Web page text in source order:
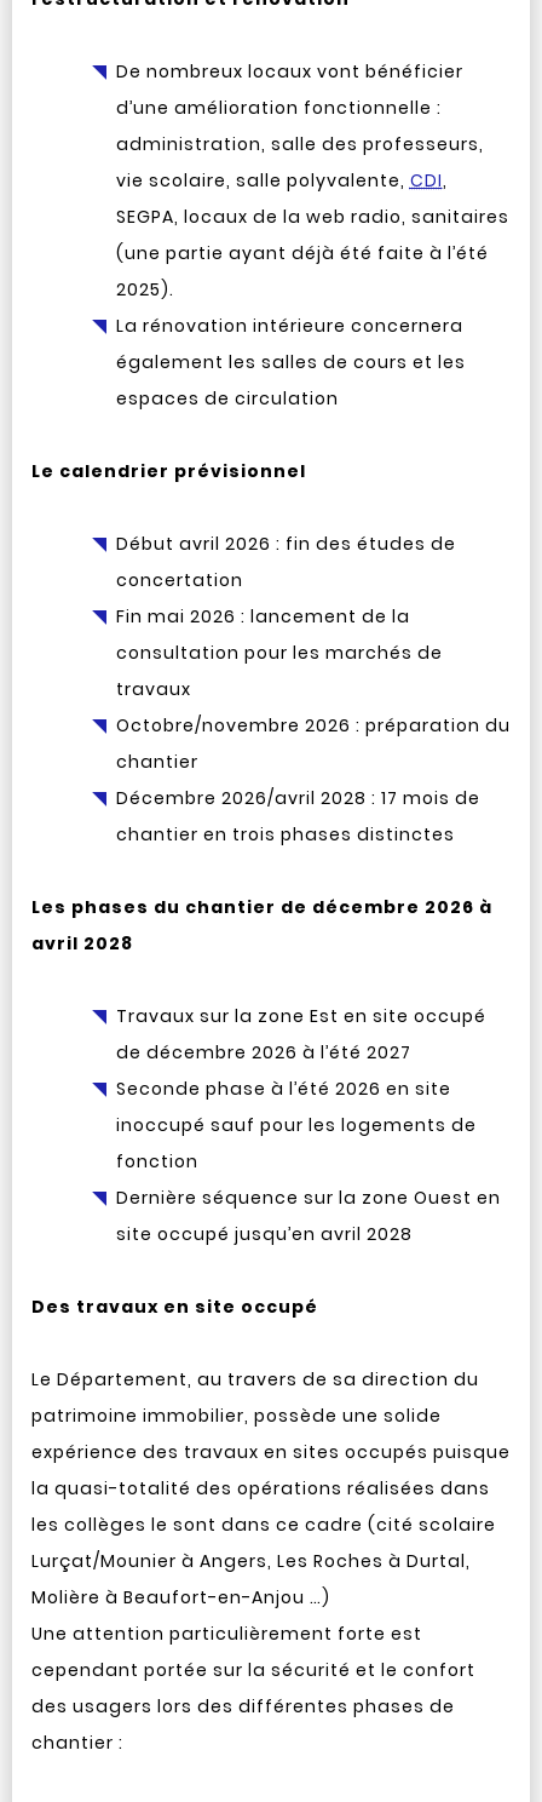
De nombreux locaux vont bénéficier
d’une amélioration fonctionnelle :
administration, salle des professeurs,
vie scolaire, salle polyvalente,CDI,
SEGPA, locaux de la web radio, sanitaires
(une partie ayant déjà été faite à l’été
2025).
La rénovation intérieure concernera
également les salles de cours et les
espaces de circulation
Le calendrier prévisionnel
Début avril 2026 : fin des études de
concertation
Fin mai 2026 : lancement de la
consultation pour les marchés de
travaux
Octobre/novembre 2026 : préparation du
chantier
Décembre 2026/avril 2028 : 17 mois de
chantier en trois phases distinctes
Les phases du chantier de décembre 2026 à
avril 2028
Travaux sur la zone Est en site occupé
de décembre 2026 à l’été 2027
Seconde phase à l’été 2026 en site
inoccupé sauf pour les logements de
fonction
Dernière séquence sur la zone Ouest en
site occupé jusqu’en avril 2028
Des travaux en site occupé
Le Département, au travers de sa direction du
patrimoine immobilier, possède une solide
expérience des travaux en sites occupés puisque
la quasi-totalité des opérations réalisées dans
les collèges le sont dans ce cadre (cité scolaire
Lurçat/Mounier à Angers, Les Roches à Durtal,
Molière à Beaufort-en-Anjou …)
Une attention particulièrement forte est
cependant portée sur la sécurité et le confort
des usagers lors des différentes phases de
chantier :